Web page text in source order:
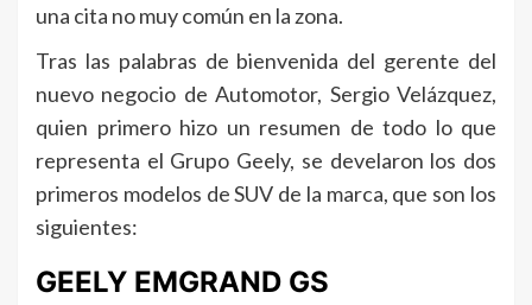
una cita no muy común en la zona.
Tras las palabras de bienvenida del gerente del
nuevo negocio de Automotor, Sergio Velázquez,
quien primero hizo un resumen de todo lo que
representa el Grupo Geely, se develaron los dos
primeros modelos de SUV de la marca, que son los
siguientes:
GEELY EMGRAND GS